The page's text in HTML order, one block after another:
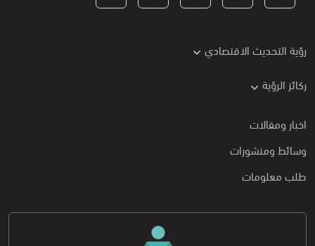
رؤية التحديث الاقتصادي
ركائز الرؤية
اخبار ومقالات
وسائط ومنشورات
طلب معلومات